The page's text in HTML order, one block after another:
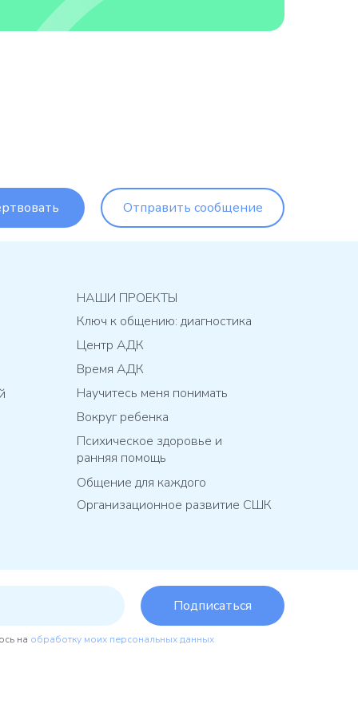
Отправить сообщение
НАШИ ПРОЕКТЫ
Время АДК
Общение для каждого
Научитесь меня понимать
Вокруг ребенка
Организационное развитие СШК
Психическое здоровье и
ранняя помощь
Центр АДК
Ключ к общению: диагностика
Подписаться
на обработку моих персональных данных